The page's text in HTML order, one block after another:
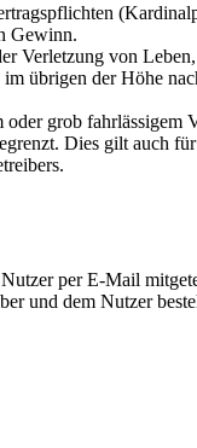
Gewinn.
Verletzung von
übrigen der Höhe
grob fahrlässigem
Dies gilt auch
per E-Mail
und dem Nutzer